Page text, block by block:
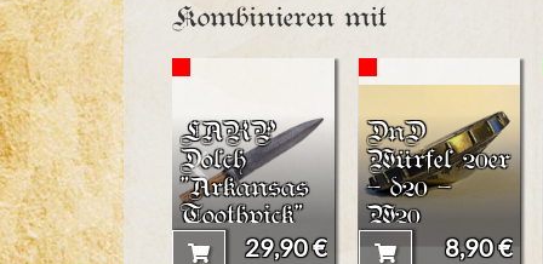
Kombinieren mit
LARP
Dolch
"Arkansas
Toothpick"
29,90 €
DnD
Würfel 20er
- d20 -
W20
8,90 €